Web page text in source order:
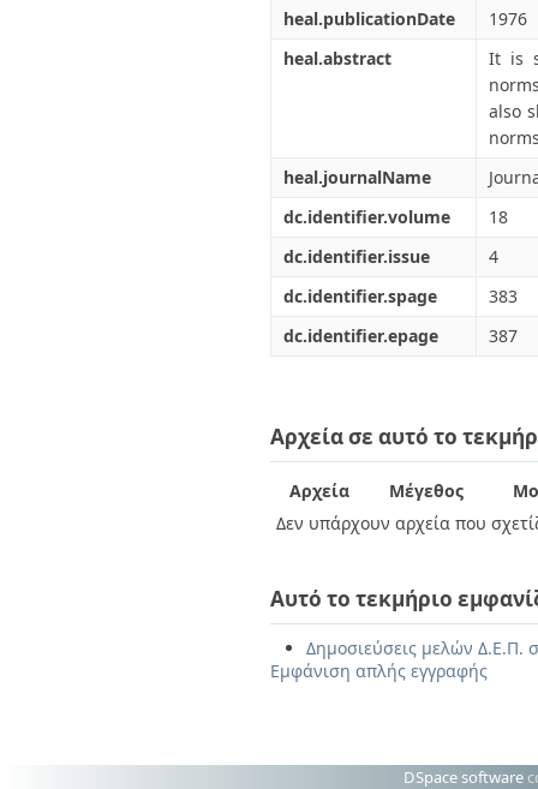
heal.publicationDate
1976
heal.abstract
It is
also
heal.journalName
dc.identifier.volume
18
dc.identifier.issue
4
dc.identifier.spage
383
dc.identifier.epage
387
Αρχεία σε αυτό το
Αρχεία Μέγεθος
Δεν υπάρχουν αρχεία που
Αυτό το τεκμήριο
Δημοσιεύσεις μελών Δ.Ε.Π.
Εμφάνιση απλής εγγραφής
DSpace software